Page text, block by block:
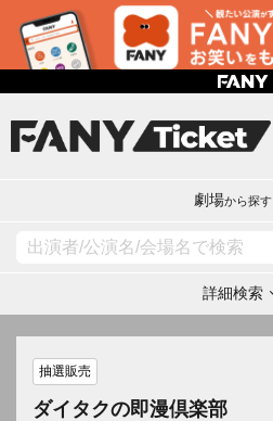
劇場から探す
詳細検索
抽選販売
ダイタクの即漫倶楽部